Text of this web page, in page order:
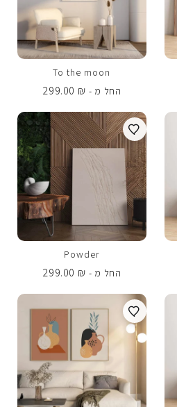
To the moon
החל מ -
299.00 ₪
Powder
החל מ -
299.00 ₪